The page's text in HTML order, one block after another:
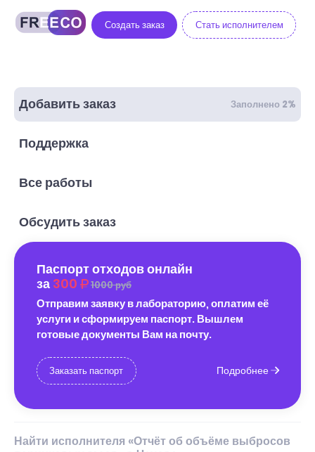
Создать заказ Стать исполнителем
Добавить заказ Заполнено 2%
Поддержка
Все работы
Обсудить заказ
Паспорт отходов онлайн
за 300 1000 руб
Отправим заявку в лабораторию, оплатим её
услуги и сформируем паспорт. Вышлем
готовые документы Вам на почту.
Заказать паспорт Подробнее
Найти исполнителя «Отчёт об объёме выбросов